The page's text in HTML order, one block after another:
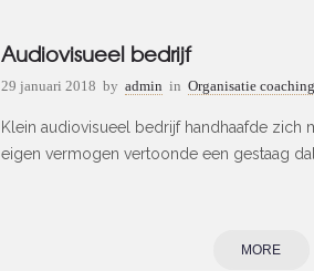
Audiovisueel bedrijf
29 januari 2018 by admin in Organisatie coaching
Klein audiovisueel bedrijf handhaafde zich
eigen vermogen vertoonde een gestaag
MORE